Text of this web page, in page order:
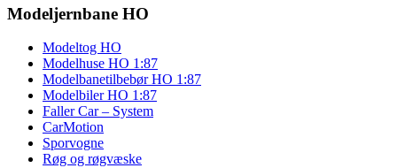
Modeljernbane HO
Modeltog HO
Modelhuse HO 1:87
Modelbanetilbebør HO 1:87
Modelbiler HO 1:87
Faller Car – System
CarMotion
Sporvogne
Røg og røgvæske